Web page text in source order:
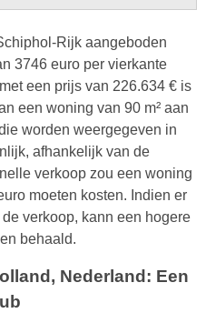
Rijk aangeboden
3746 euro per vierkante
een prijs van 226.634 € is
een woning van 90 m² aan
worden weergegeven in
afhankelijk van de
verkoop zou een woning
moeten kosten. Indien er
verkoop, kann een hogere
behaald.
Nederland: Een